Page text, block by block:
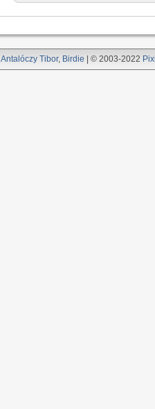
Antalóczy Tibor, Birdie | © 2003-2022